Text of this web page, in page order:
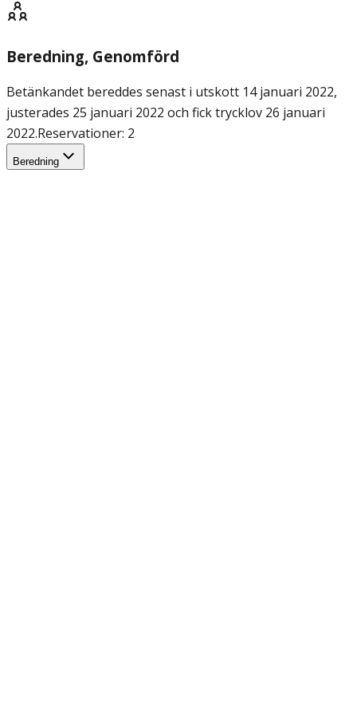
Beredning, Genomförd
Betänkandet bereddes senast i utskott 14 januari 2022,
justerades 25 januari 2022 och fick trycklov 26 januari
2022.Reservationer: 2
Beredning